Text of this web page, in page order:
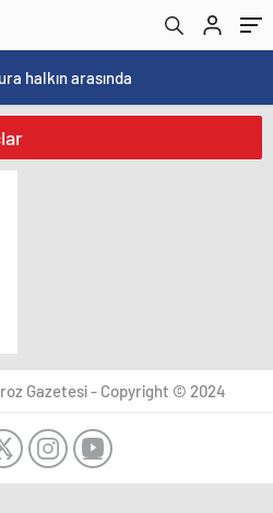
halkın arasında
Gazetesi - Copyright © 2024